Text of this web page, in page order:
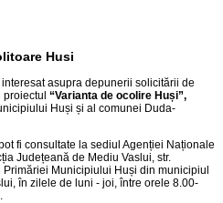
Husi
asupra depunerii solicitării de
“Varianta de ocolire Huși”,
Huși și al comunei Duda-
fi consultate la sediul Agenției Naționale
Județeană de Mediu Vaslui, str.
Municipiului Huși din municipiul
, în zilele de luni - joi, între orele 8.00-